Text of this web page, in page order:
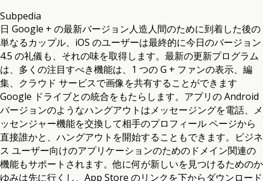
Subpedia
日 Google + の最新バージョン人造人間のために到着した後の
単なるカップル、iOS のユーザーは最終的に今日のバージョン
4.5 の礼儀も、それの味を取得します。最新の更新プログラム
は、多くの注目すべき機能は、1 つの G + ファンの表示、編
集、クラウド サービスで画像を共有することができます
Google ドライブとの統合をもたらします。アプリの Android
バージョンのようなハングアウトはメッセージングを電話、メ
ッセンジャー機能を交換して相手のプロフィール ページから
直接誰かと、ハングアウトを開始することもできます。ビジネ
ス ユーザー向けのアプリケーションのためのドメイン関連の
機能もサポートされます。他に何が新しいを見つけるためのか
ゆみは先に行くし、App Store のリンクを下からダウンロード